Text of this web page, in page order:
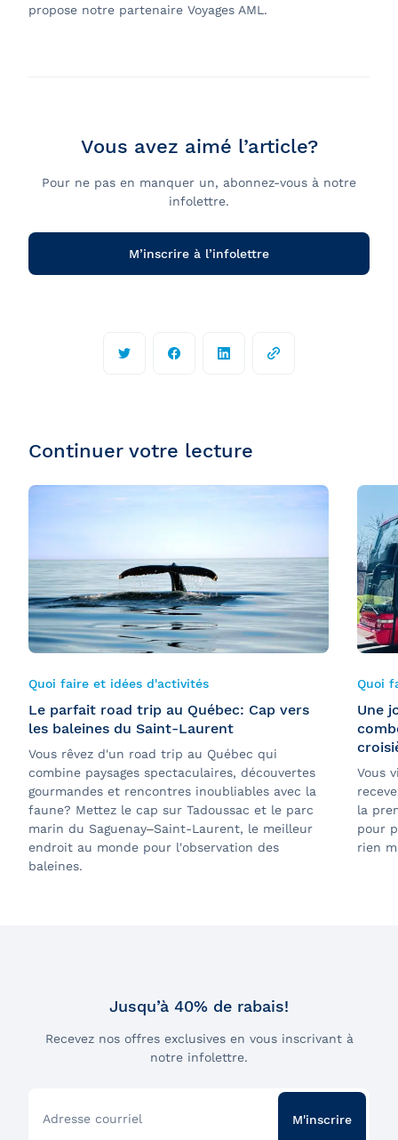
propose notre partenaire Voyages AML.
Vous avez aimé l’article?
Pour ne pas en manquer un, abonnez-vous à notre
infolettre.
M’inscrire à l’infolettre
Continuer votre lecture
Quoi faire et idées d'activités
Le parfait road trip au Québec: Cap vers
les baleines du Saint-Laurent
Vous rêvez d'un road trip au Québec qui
combine paysages spectaculaires, découvertes
gourmandes et rencontres inoubliables avec la
faune? Mettez le cap sur Tadoussac et le parc
marin du Saguenay–Saint-Laurent, le meilleur
endroit au monde pour l'observation des
baleines.
Quoi
Une
Vous
la
pour
rien
Jusqu’à 40% de rabais!
Recevez nos offres exclusives en vous inscrivant à
notre infolettre.
Adresse courriel M'inscrire